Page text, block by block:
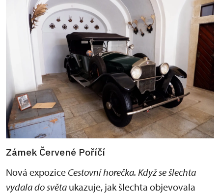
Zámek Červené Poříčí
Nová expozice Cestovní horečka. Když se šlechta
vydala do světa ukazuje, jak šlechta objevovala